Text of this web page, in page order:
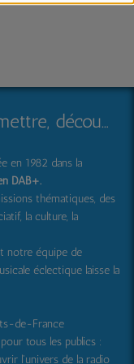
RPL Radio : partager, transmettre, découvrir et surprendre
en 1982 dans la
DAB+.
thématiques, des
la culture, la
notre équipe de
éclectique laisse la
de-France
tous les publics :
l'univers de la radio